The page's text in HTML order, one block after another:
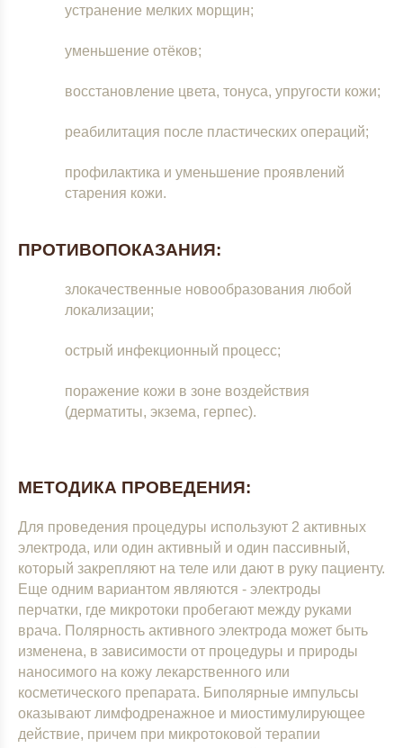
устранение мелких морщин;
уменьшение отёков;
восстановление цвета, тонуса, упругости кожи;
реабилитация после пластических операций;
профилактика и уменьшение проявлений
старения кожи.
ПРОТИВОПОКАЗАНИЯ:
злокачественные новообразования любой
локализации;
острый инфекционный процесс;
поражение кожи в зоне воздействия
(дерматиты, экзема, герпес).
МЕТОДИКА ПРОВЕДЕНИЯ:
Для проведения процедуры используют 2 активных
электрода, или один активный и один пассивный,
который закрепляют на теле или дают в руку пациенту.
Еще одним вариантом являются - электроды
перчатки, где микротоки пробегают между руками
врача. Полярность активного электрода может быть
изменена, в зависимости от процедуры и природы
наносимого на кожу лекарственного или
косметического препарата. Биполярные импульсы
оказывают лимфодренажное и миостимулирующее
действие, причем при микротоковой терапии